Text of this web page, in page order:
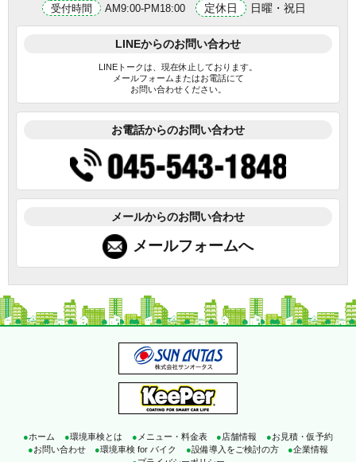
受付時間 AM9:00-PM18:00 定休日 日曜・祝日
LINEからのお問い合わせ
LINEトークは、現在休止しております。
メールフォームまたはお電話にて
お問い合わせください。
お電話からのお問い合わせ
メールからのお問い合わせ
メールフォームへ
●ホーム ●環境車検とは ● メニュー・料金表 ●店舗情報 ●お見積・仮予約
●お問い合わせ ●環境車検 for バイク ●設備導入をご検討の方 ●企業情報